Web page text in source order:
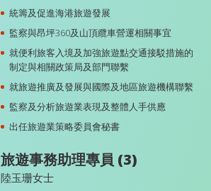
統籌及促進海港旅遊發展
監察與昂坪360及山頂纜車營運相關事宜
就便利旅客入境及加強旅遊點交通接駁措施的
制定與相關政策局及部門聯繫
就旅遊推廣及發展與國際及地區旅遊機構聯繫
監察及分析旅遊業表現及整體人手供應
出任旅遊業策略委員會秘書
旅遊事務助理專員 (3)
陸玉珊女士